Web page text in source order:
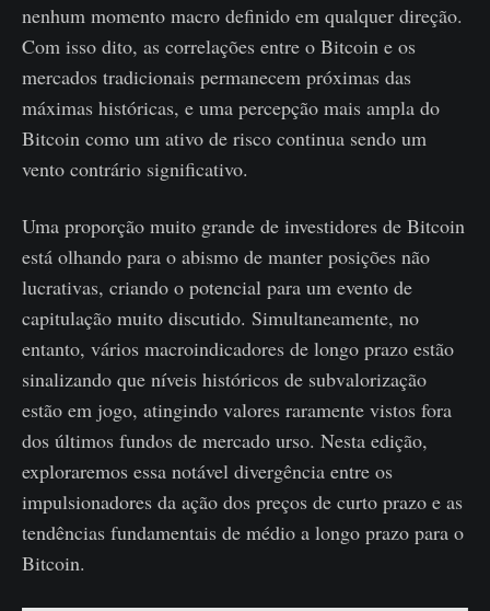
nenhum momento macro definido em qualquer direção.
Com isso dito, as correlações entre o Bitcoin e os
mercados tradicionais permanecem próximas das
máximas históricas, e uma percepção mais ampla do
Bitcoin como um ativo de risco continua sendo um
vento contrário significativo.
Uma proporção muito grande de investidores de Bitcoin
está olhando para o abismo de manter posições não
lucrativas, criando o potencial para um evento de
capitulação muito discutido. Simultaneamente, no
entanto, vários macroindicadores de longo prazo estão
sinalizando que níveis históricos de subvalorização
estão em jogo, atingindo valores raramente vistos fora
dos últimos fundos de mercado urso. Nesta edição,
exploraremos essa notável divergência entre os
impulsionadores da ação dos preços de curto prazo e as
tendências fundamentais de médio a longo prazo para o
Bitcoin.